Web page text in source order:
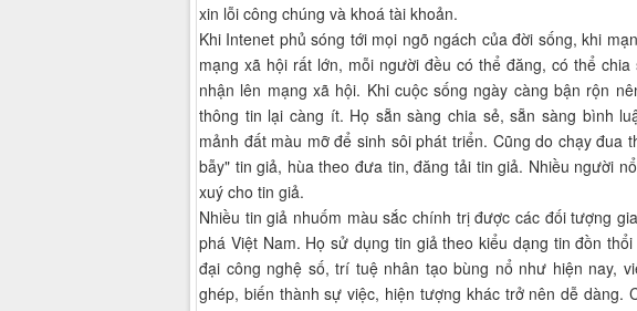
xin lỗi công chúng và khoá tài khoản.
Khi Intenet phủ sóng tới mọi ngõ ngách của đời sống, khi
mạng xã hội rất lớn, mỗi người đều có thể đăng, có thể
nhận lên mạng xã hội. Khi cuộc sống ngày càng bận rộn
thông tin lại càng ít. Họ sẵn sàng chia sẻ, sẵn sàng bình
mảnh đất màu mỡ để sinh sôi phát triển. Cũng do chạy đua
bẫy" tin giả, hùa theo đưa tin, đăng tải tin giả. Nhiều người
xuý cho tin giả.
Nhiều tin giả nhuốm màu sắc chính trị được các đối tượng
phá Việt Nam. Họ sử dụng tin giả theo kiểu dạng tin đồn
đại công nghệ số, trí tuệ nhân tạo bùng nổ như hiện nay,
ghép, biến thành sự việc, hiện tượng khác trở nên dễ dàng.